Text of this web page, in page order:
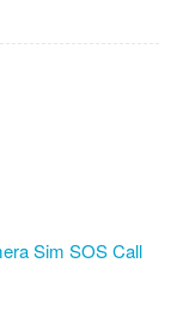
Sim SOS Call